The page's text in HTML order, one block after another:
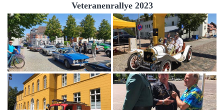
Veteranenrallye 2023